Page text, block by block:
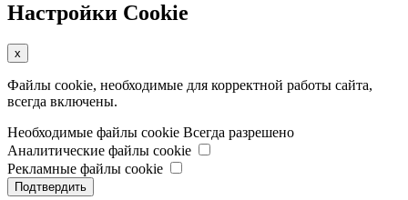
Настройки Cookie
x
Файлы cookie, необходимые для корректной работы сайта,
всегда включены.
Необходимые файлы cookie Всегда разрешено
Аналитические файлы cookie
Рекламные файлы cookie
Подтвердить